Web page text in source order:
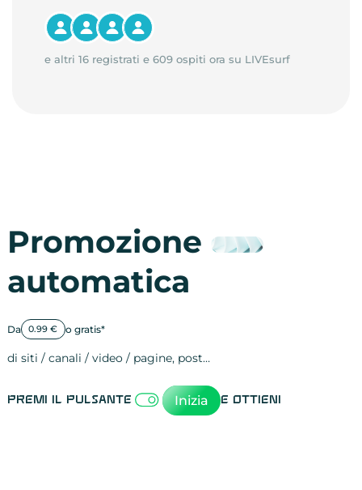
e altri 16 registrati e 609 ospiti ora su LIVEsurf
Promozione
automatica
Da 0.99 € o gratis*
di siti / canali / video / pagine, post…
Premi il pulsante Inizia e ottieni